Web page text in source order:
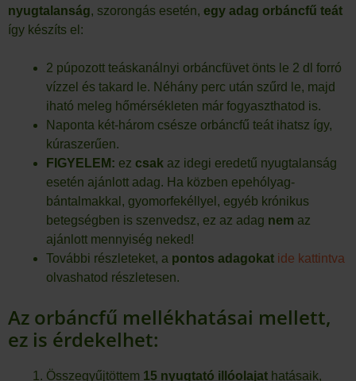
nyugtalanság, szorongás esetén, egy adag orbáncfű teát
így készíts el:
2 púpozott teáskanálnyi orbáncfüvet önts le 2 dl forró
vízzel és takard le. Néhány perc után szűrd le, majd
iható meleg hőmérsékleten már fogyaszthatod is.
Naponta két-három csésze orbáncfű teát ihatsz így,
kúraszerűen.
FIGYELEM: ez csak az idegi eredetű nyugtalanság
esetén ajánlott adag. Ha közben epehólyag-
bántalmakkal, gyomorfekéllyel, egyéb krónikus
betegségben is szenvedsz, ez az adag nem az
ajánlott mennyiség neked!
További részleteket, a pontos adagokat ide kattintva
olvashatod részletesen.
Az orbáncfű mellékhatásai mellett,
ez is érdekelhet:
Összegyűjtöttem 15 nyugtató illóolajat hatásaik,